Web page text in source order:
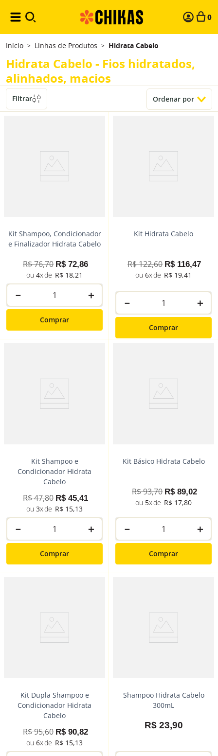
0
Início > Linhas de Produtos > Hidrata Cabelo
Hidrata Cabelo - Fios hidratados,
alinhados, macios
Filtrar Ordenar por
Kit Shampoo, Condicionador
e Finalizador Hidrata Cabelo
R$76,70 R$ 72,86
4
R$ 18,21
＋
－
Comprar
Kit Hidrata Cabelo
R$122,60 R$ 116,47
6
R$ 19,41
＋
－
Comprar
Kit Shampoo e
Condicionador Hidrata
Cabelo
R$47,80 R$ 45,41
3
R$ 15,13
＋
－
Comprar
Kit Básico Hidrata Cabelo
R$93,70 R$ 89,02
5
R$ 17,80
＋
－
Comprar
Kit Dupla Shampoo e
Condicionador Hidrata
Cabelo
R$95,60 R$ 90,82
6
R$ 15,13
Shampoo Hidrata Cabelo
300mL
R$ 23,90